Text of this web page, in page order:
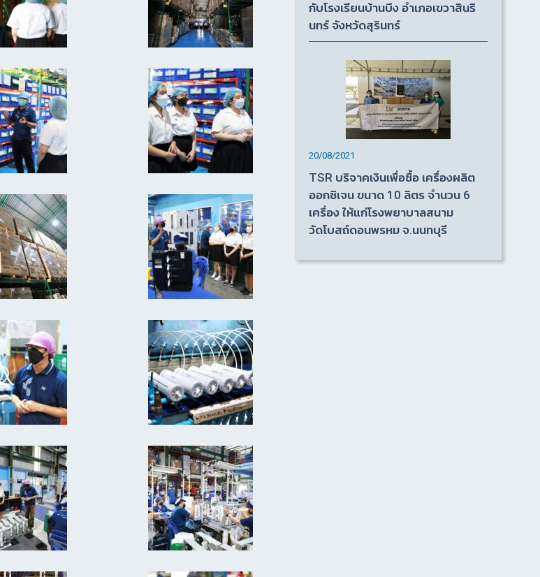
กับโรงเรียนบ้านบึง อำเภอเขวาสินริ
นทร์ จังหวัดสุรินทร์
20/08/2021
TSR บริจาคเงินเพื่อซื้อ เครื่องผลิต
ออกซิเจน ขนาด 10 ลิตร จำนวน 6
เครื่อง ให้แก่โรงพยาบาลสนาม
วัดโบสถ์ดอนพรหม จ.นนทบุรี